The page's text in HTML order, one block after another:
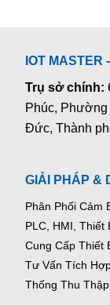
IOT MASTER
Trụ sở chính:
Phúc,
Đức, Thành
GIẢI PHÁP &
Phân Phối Cảm
PLC, HMI, Thiết
Cung Cấp Thiết
Tư Vấn Tích
Thống Thu